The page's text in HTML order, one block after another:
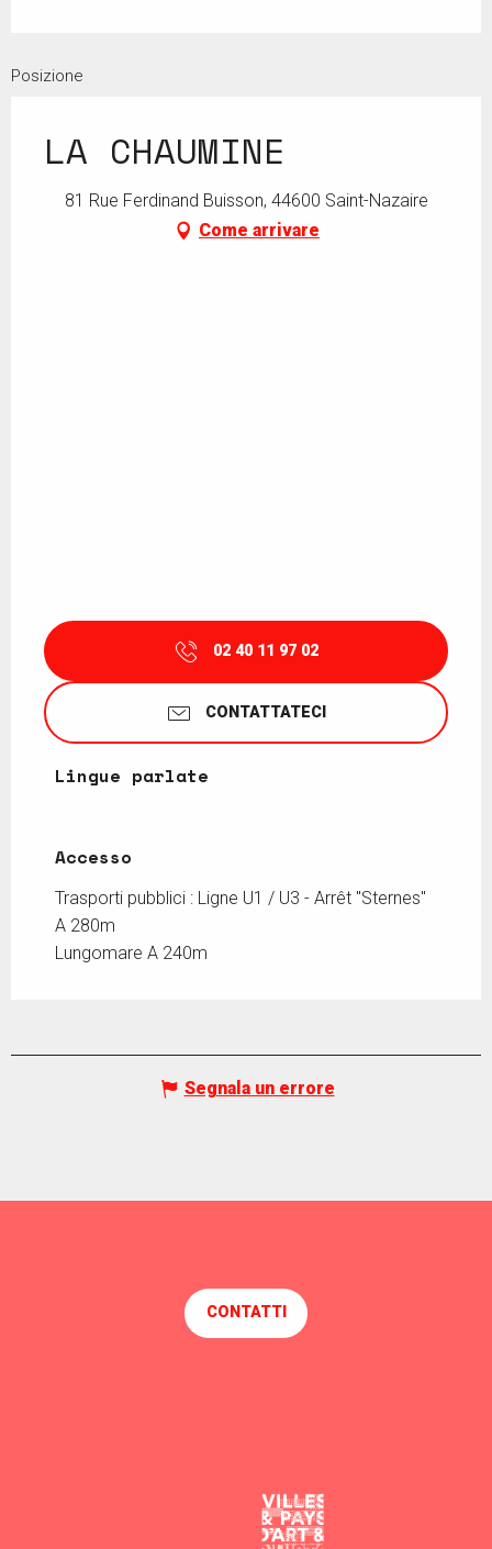
Posizione
LA CHAUMINE
81 Rue Ferdinand Buisson, 44600 Saint-Nazaire
Come arrivare
02 40 11 97 02
CONTATTATECI
Lingue parlate
Lingue parlate
Accesso
Accesso
Trasporti pubblici : Ligne U1 / U3 - Arrêt "Sternes"
A 280m
Lungomare A 240m
Segnala un errore
CONTATTI